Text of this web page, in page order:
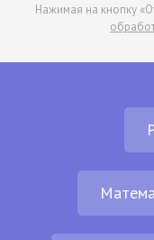
Нажимая на кнопку